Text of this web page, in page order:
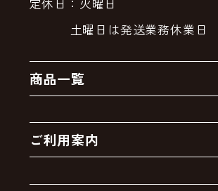
土曜日は発送業務休業日
商品一覧
クーポン
卸販売・大量注文
ご利用案内